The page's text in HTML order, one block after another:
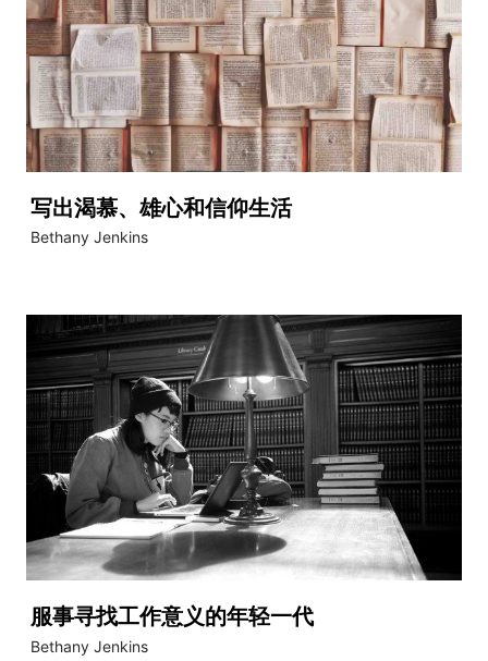
写出渴慕、雄心和信仰生活
Bethany Jenkins
服事寻找工作意义的年轻一代
Bethany Jenkins